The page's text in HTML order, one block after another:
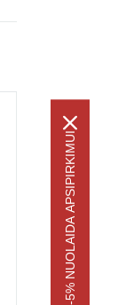
-5% NUOLAIDA APSIPIRKIMUI